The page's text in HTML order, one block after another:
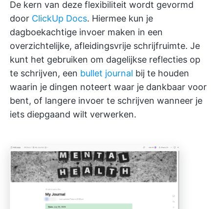
De kern van deze flexibiliteit wordt gevormd
door ClickUp Docs. Hiermee kun je
dagboekachtige invoer maken in een
overzichtelijke, afleidingsvrije schrijfruimte. Je
kunt het gebruiken om dagelijkse reflecties op
te schrijven, een bullet journal bij te houden
waarin je dingen noteert waar je dankbaar voor
bent, of langere invoer te schrijven wanneer je
iets diepgaand wilt verwerken.